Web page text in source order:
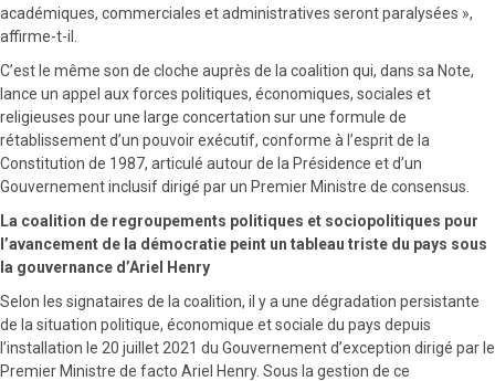
académiques, commerciales et administratives seront paralysées »,
affirme-t-il.
C’est le même son de cloche auprès de la coalition qui, dans sa Note,
lance un appel aux forces politiques, économiques, sociales et
religieuses pour une large concertation sur une formule de
rétablissement d’un pouvoir exécutif, conforme à l’esprit de la
Constitution de 1987, articulé autour de la Présidence et d’un
Gouvernement inclusif dirigé par un Premier Ministre de consensus.
La coalition de regroupements politiques et sociopolitiques pour
l’avancement de la démocratie peint un tableau triste du pays sous
la gouvernance d’Ariel Henry
Selon les signataires de la coalition, il y a une dégradation persistante
de la situation politique, économique et sociale du pays depuis
l’installation le 20 juillet 2021 du Gouvernement d’exception dirigé par le
Premier Ministre de facto Ariel Henry. Sous la gestion de ce